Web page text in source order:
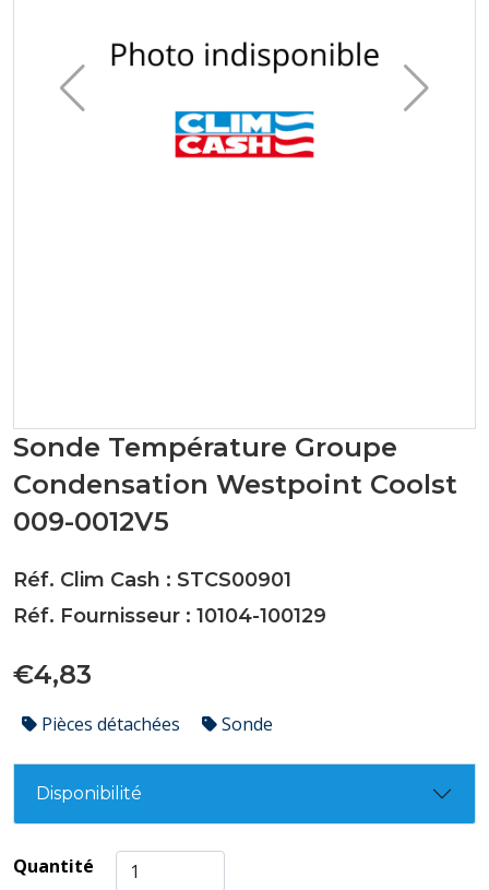
Sonde Température Groupe
Condensation Westpoint Coolst
009-0012V5
Réf. Clim Cash : STCS00901
Réf. Fournisseur : 10104-100129
€4,83
Pièces détachées Sonde
Disponibilité
Quantité